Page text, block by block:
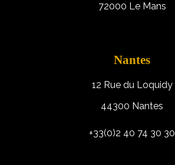
72000 Le Mans
Nantes
12 Rue du Loquidy
44300 Nantes
+33(0)2 40 74 30 30